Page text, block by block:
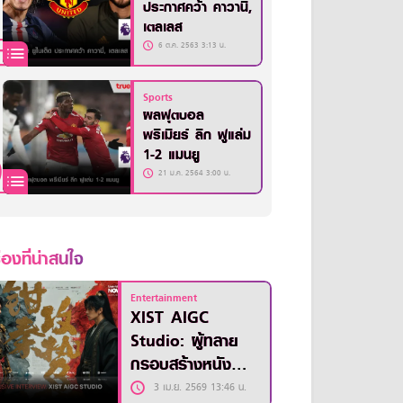
ประกาศคว้า คาวานี่,
เตลเลส
6 ต.ค. 2563 3:13 น.
Sports
ผลฟุตบอล
พรีเมียร์ ลีก ฟูแล่ม
1-2 แมนยู
21 ม.ค. 2564 3:00 น.
งที่น่าสนใจ
Entertainment
XIST AIGC
Studio: ผู้ทลาย
กรอบสร้างหนัง
ด้วยขุมพลังของ AI
3 เม.ย. 2569 13:46 น.